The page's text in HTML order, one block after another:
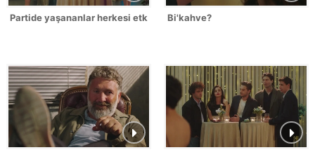
Partide yaşananlar herkesi etkiliyor!Bi'kahve?